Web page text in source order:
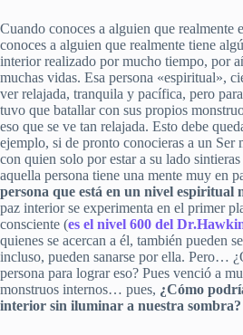
Cuando conoces a alguien que realmente
conoces a alguien que realmente tiene
interior realizado por mucho tiempo, por
muchas vidas. Esa persona «espiritual»,
ver relajada, tranquila y pacífica, pero
tuvo que batallar con sus propios
eso que se ve tan relajada. Esto debe
ejemplo, si de pronto conocieras a un Ser
con quien solo por estar a su lado
aquella persona tiene una mente muy en
persona que está en un nivel espiritual
paz interior se experimenta en el primer
consciente (es el nivel 600 del
quienes se acercan a él, también pueden
incluso, pueden sanarse por ella. Pero…
persona para lograr eso? Pues venció a
monstruos internos… pues, ¿Cómo
interior sin iluminar a nuestra sombra?